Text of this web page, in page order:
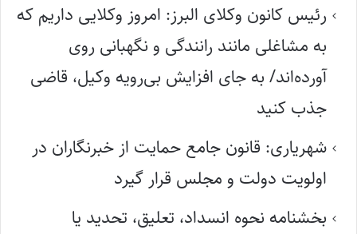
رئیس کانون وکلای البرز: امروز وکلایی داریم که
به مشاغلی مانند رانندگی و نگهبانی روی
آورده‌اند/ به جای افزایش بی‌رویه وکیل، قاضی
جذب کنید
شهریاری: قانون جامع حمایت از خبرنگاران در
اولویت دولت و مجلس قرار گیرد
بخشنامه نحوه انسداد، تعلیق، تحدید یا